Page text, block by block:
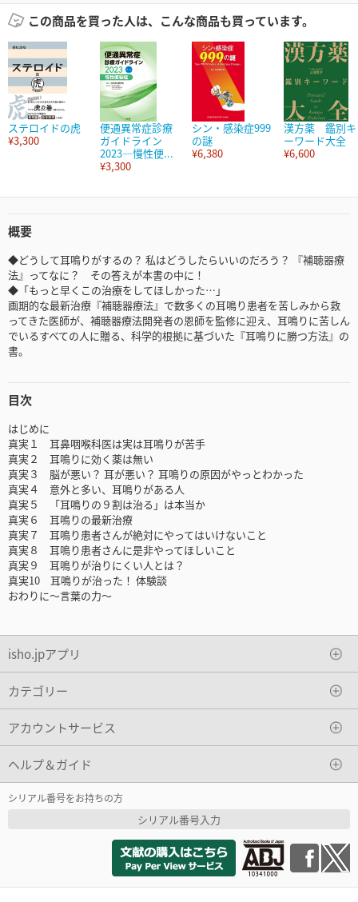
この商品を買った人は、こんな商品も買っています。
ステロイドの虎
¥3,300
便通異常症診療
ガイドライン
2023―慢性便...
¥3,300
シン・感染症999
の謎
¥6,380
漢方薬 鑑別キ
ーワード大全
¥6,600
概要
◆どうして耳鳴りがするの？ 私はどうしたらいいのだろう？ 『補聴器療
法』ってなに？ その答えが本書の中に！
◆「もっと早くこの治療をしてほしかった…」
画期的な最新治療『補聴器療法』で数多くの耳鳴り患者を苦しみから救
ってきた医師が、補聴器療法開発者の恩師を監修に迎え、耳鳴りに苦しん
でいるすべての人に贈る、科学的根拠に基づいた『耳鳴りに勝つ方法』の
書。
目次
はじめに
真実１ 耳鼻咽喉科医は実は耳鳴りが苦手
真実２ 耳鳴りに効く薬は無い
真実３ 脳が悪い？ 耳が悪い？ 耳鳴りの原因がやっとわかった
真実４ 意外と多い、耳鳴りがある人
真実５ 「耳鳴りの９割は治る」は本当か
真実６ 耳鳴りの最新治療
真実７ 耳鳴り患者さんが絶対にやってはいけないこと
真実８ 耳鳴り患者さんに是非やってほしいこと
真実９ 耳鳴りが治りにくい人とは？
真実10 耳鳴りが治った！ 体験談
おわりに～言葉の力～
isho.jpアプリ
カテゴリー
アカウントサービス
ヘルプ＆ガイド
シリアル番号をお持ちの方
シリアル番号入力